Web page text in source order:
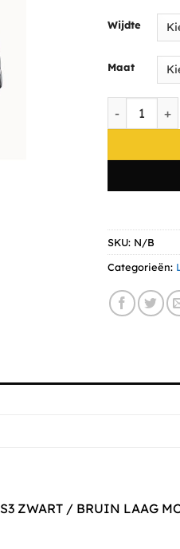
Wijdte
Maat
Emma
SKU: N/B
Categorieën:
ZWART / BRUIN LAAG